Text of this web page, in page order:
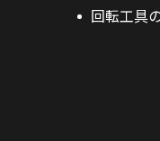
回転工具